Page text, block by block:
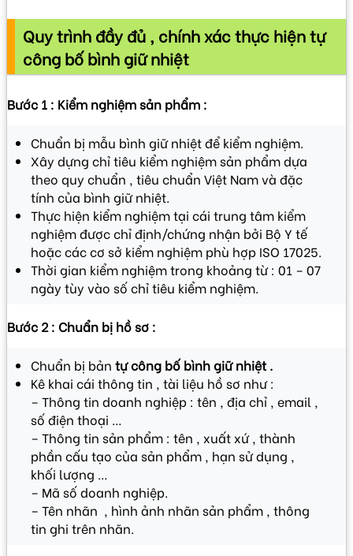
Quy trình đầy đủ , chính xác thực hiện tự
công bố bình giữ nhiệt
Bước 1 : Kiểm nghiệm sản phẩm :
Chuẩn bị mẫu bình giữ nhiệt để kiểm nghiệm.
Xây dựng chỉ tiêu kiểm nghiệm sản phẩm dựa
theo quy chuẩn , tiêu chuẩn Việt Nam và đặc
tính của bình giữ nhiệt.
Thực hiện kiểm nghiệm tại cái trung tâm kiểm
nghiệm được chỉ định/chứng nhận bởi Bộ Y tế
hoặc các cơ sở kiểm nghiệm phù hợp ISO 17025.
Thời gian kiểm nghiệm trong khoảng từ : 01 – 07
ngày tùy vào số chỉ tiêu kiểm nghiệm.
Bước 2 : Chuẩn bị hồ sơ :
Chuẩn bị bản tự công bố bình giữ nhiệt .
Kê khai cái thông tin , tài liệu hồ sơ như :
– Thông tin doanh nghiệp : tên , địa chỉ , email ,
số điện thoại …
– Thông tin sản phẩm : tên , xuất xứ , thành
phần cấu tạo của sản phẩm , hạn sử dụng ,
khối lượng …
– Mã số doanh nghiệp.
– Tên nhãn , hình ảnh nhãn sản phẩm , thông
tin ghi trên nhãn.